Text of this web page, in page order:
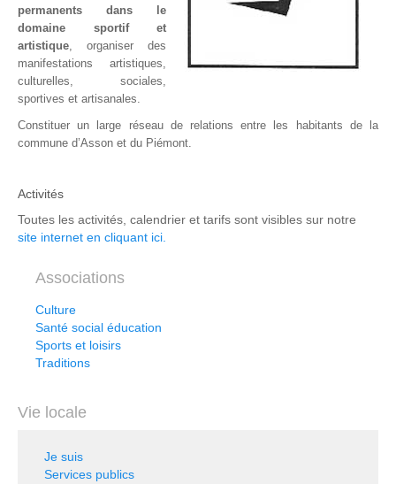
permanents dans le
domaine sportif et
artistique, organiser des
manifestations artistiques,
culturelles, sociales,
sportives et artisanales.
Constituer un large réseau de relations entre les habitants de la
commune d’Asson et du Piémont.
Activités
Toutes les activités, calendrier et tarifs sont visibles sur notre
site internet en cliquant ici.
Associations
Culture
Santé social éducation
Sports et loisirs
Traditions
Vie locale
Je suis
Services publics